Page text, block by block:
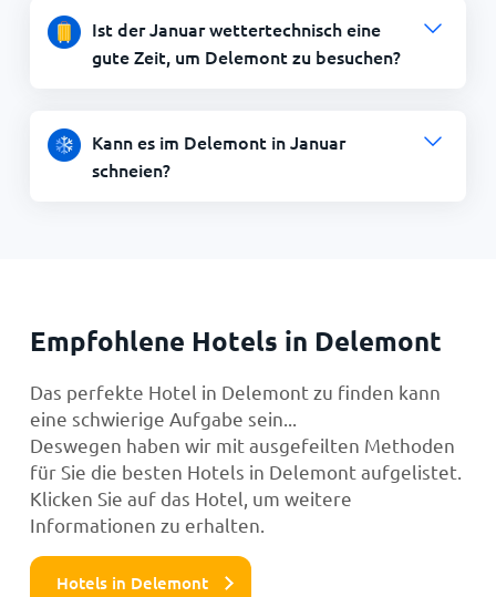
Ist der Januar wettertechnisch eine
gute Zeit, um Delemont zu besuchen?
Kann es im Delemont in Januar
schneien?
Empfohlene Hotels in Delemont
Das perfekte Hotel in Delemont zu finden kann
eine schwierige Aufgabe sein...
Deswegen haben wir mit ausgefeilten Methoden
für Sie die besten Hotels in Delemont aufgelistet.
Klicken Sie auf das Hotel, um weitere
Informationen zu erhalten.
Hotels in Delemont